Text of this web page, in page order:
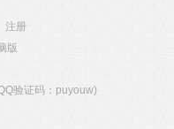
注册
版
验证码：puyouw)